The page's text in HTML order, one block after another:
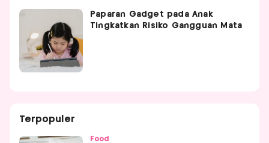
Paparan Gadget pada Anak
Tingkatkan Risiko Gangguan Mata
Terpopuler
Food